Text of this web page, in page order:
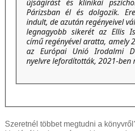
újságírást és klinikai
Párizsban él és dolgozik.
indult, de azután regényeivel
legnagyobb sikerét az Ellis
című regényével aratta, amely
az Európai Unió Irodalmi
nyelvre lefordították, 2021-ben
Szeretnél többet megtudni a